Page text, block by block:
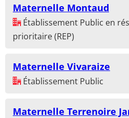
Maternelle Montaud
Établissement Public en
prioritaire (REP)
Maternelle Vivaraize
Établissement Public
Maternelle Terrenoire